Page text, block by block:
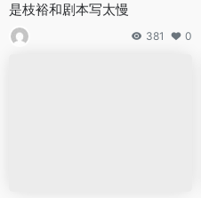
是枝裕和剧本写太慢
381 0